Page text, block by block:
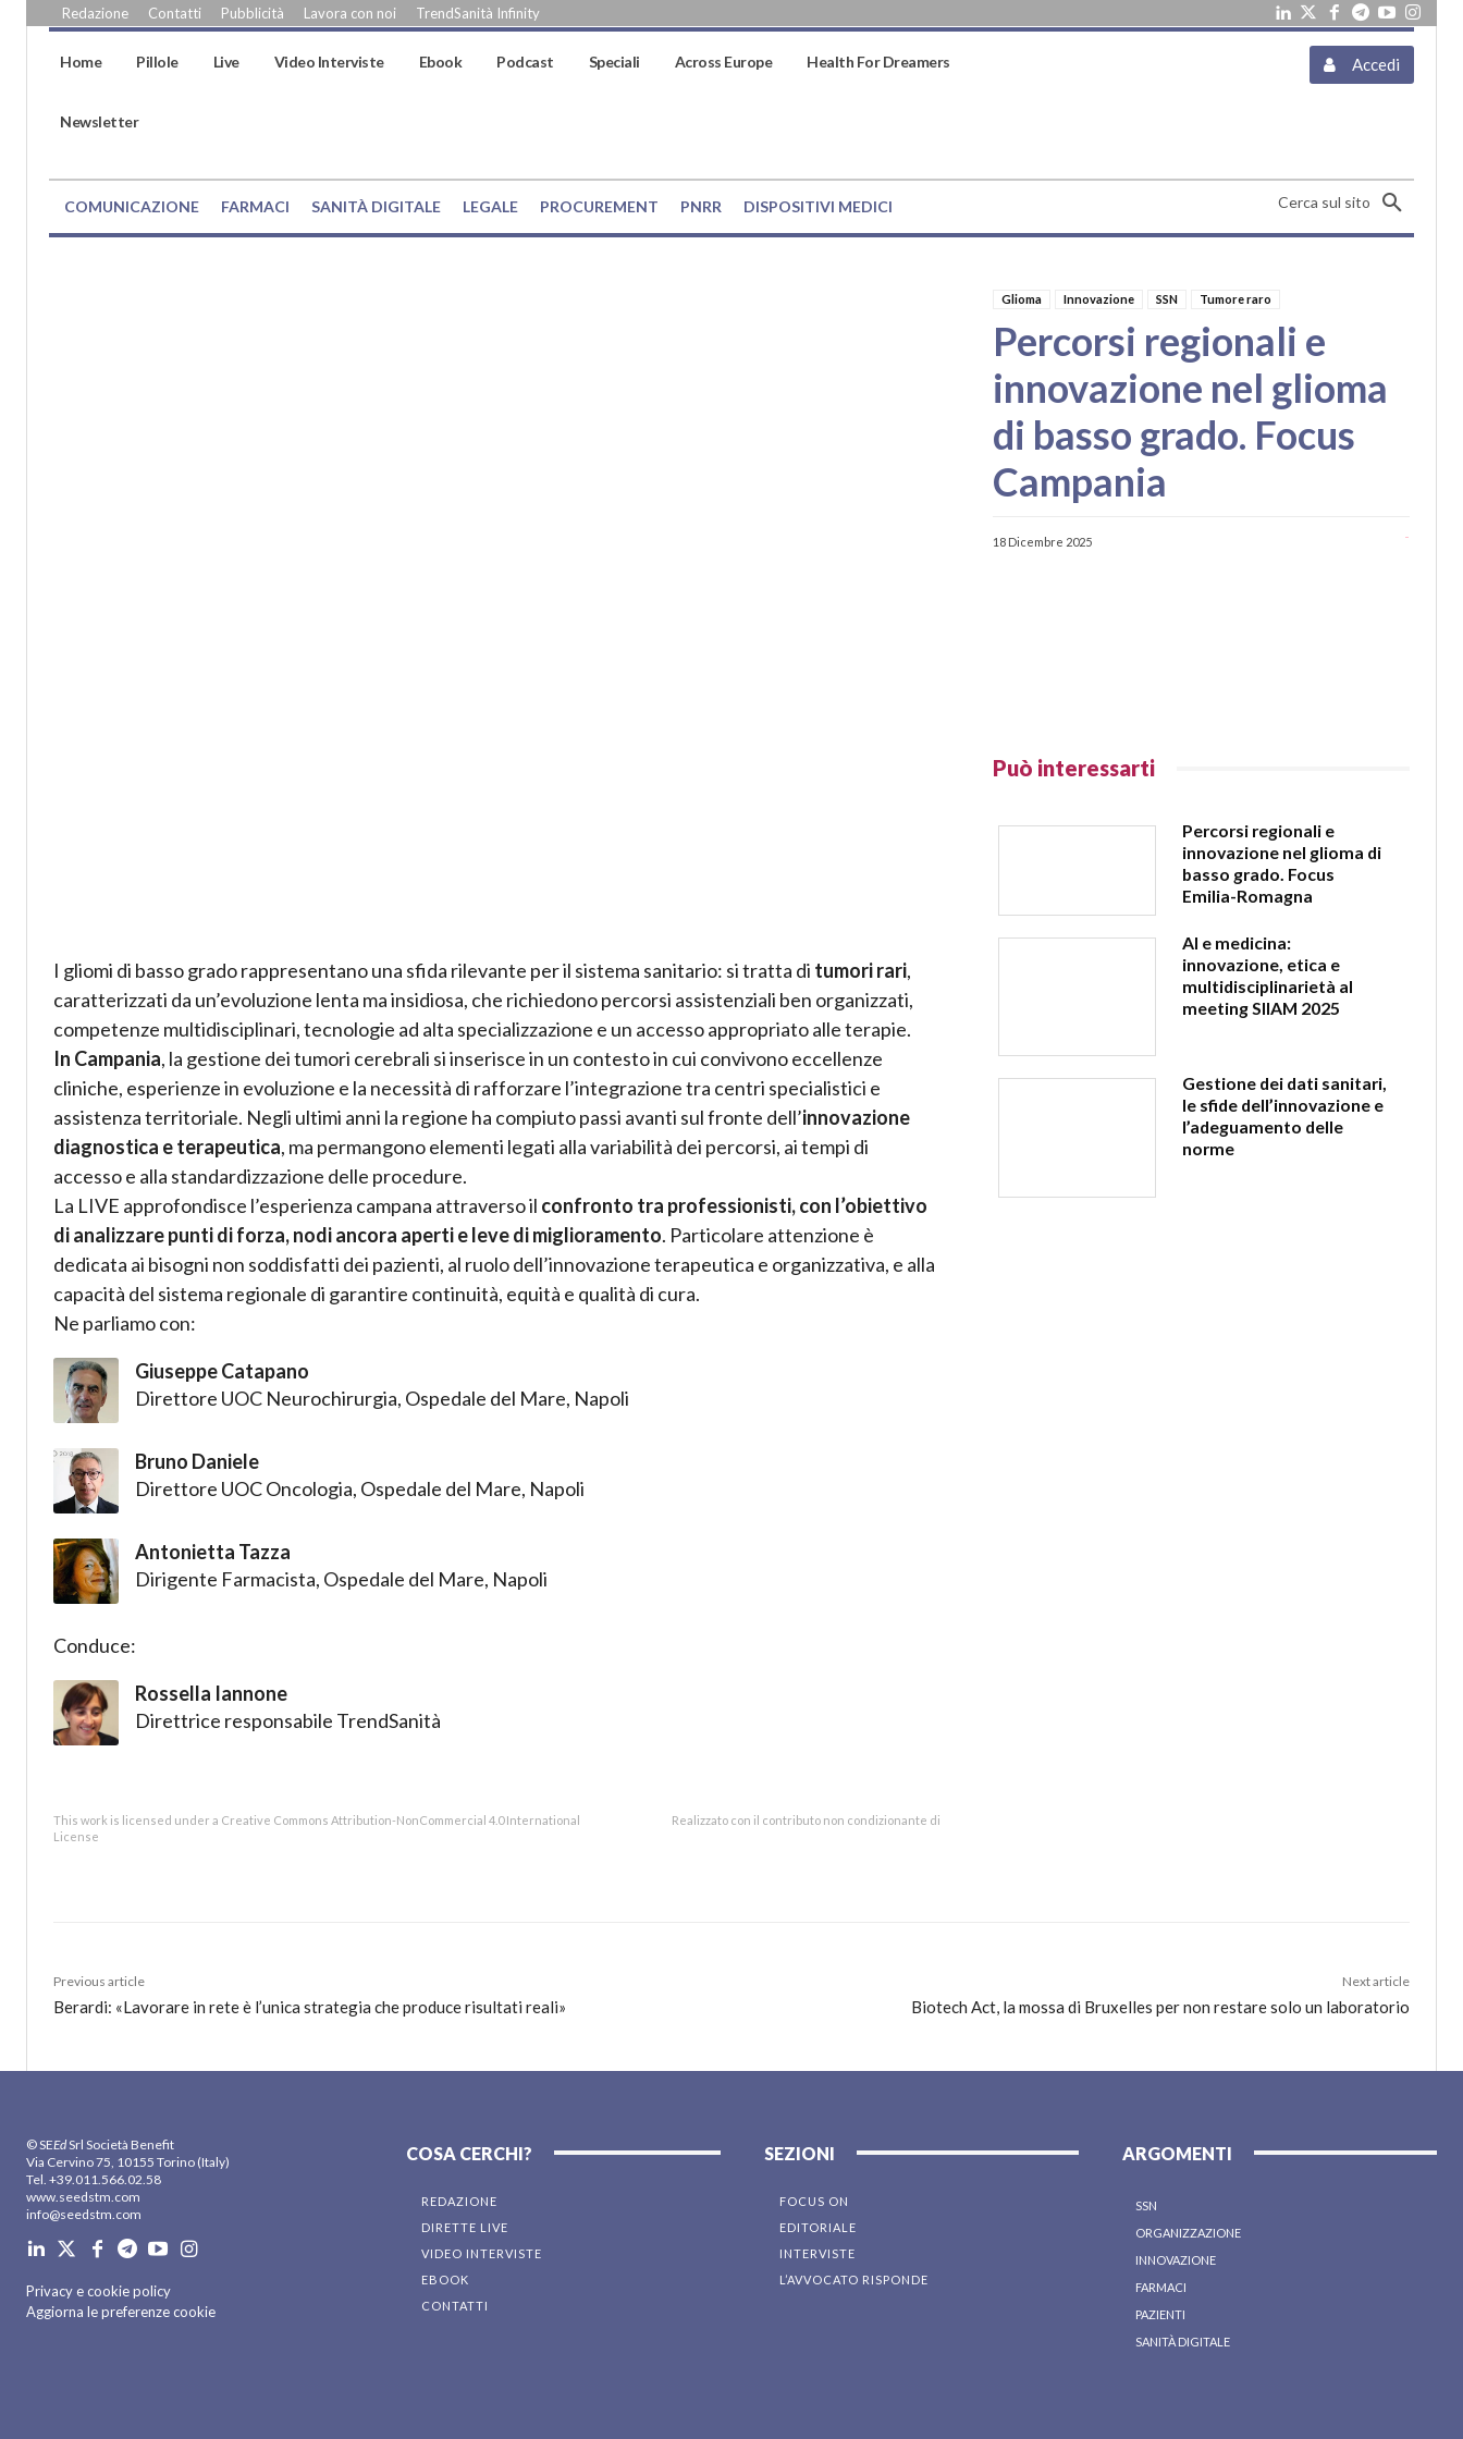
Redazione Contatti Pubblicità Lavora con noi TrendSanità Infinity
Home Pillole Live Video Interviste Ebook Podcast Speciali Across Europe Health For Dreamers
Newsletter
Accedi
COMUNICAZIONE FARMACI SANITÀ DIGITALE LEGALE PROCUREMENT PNRR DISPOSITIVI MEDICI Cerca sul sito
I gliomi di basso grado rappresentano una sfida rilevante per il sistema sanitario: si tratta di tumori rari,
caratterizzati da un’evoluzione lenta ma insidiosa, che richiedono percorsi assistenziali ben organizzati,
competenze multidisciplinari, tecnologie ad alta specializzazione e un accesso appropriato alle terapie.
In Campania, la gestione dei tumori cerebrali si inserisce in un contesto in cui convivono eccellenze
cliniche, esperienze in evoluzione e la necessità di rafforzare l’integrazione tra centri specialistici e
assistenza territoriale. Negli ultimi anni la regione ha compiuto passi avanti sul fronte dell’innovazione
diagnostica e terapeutica, ma permangono elementi legati alla variabilità dei percorsi, ai tempi di
accesso e alla standardizzazione delle procedure.
La LIVE approfondisce l’esperienza campana attraverso il confronto tra professionisti, con l’obiettivo
di analizzare punti di forza, nodi ancora aperti e leve di miglioramento. Particolare attenzione è
dedicata ai bisogni non soddisfatti dei pazienti, al ruolo dell’innovazione terapeutica e organizzativa, e alla
capacità del sistema regionale di garantire continuità, equità e qualità di cura.
Ne parliamo con:
Giuseppe Catapano
Direttore UOC Neurochirurgia, Ospedale del Mare, Napoli
Bruno Daniele
Direttore UOC Oncologia, Ospedale del Mare, Napoli
Antonietta Tazza
Dirigente Farmacista, Ospedale del Mare, Napoli
Conduce:
Rossella Iannone
Direttrice responsabile TrendSanità
This work is licensed under a Creative Commons Attribution-NonCommercial 4.0 International
License
Realizzato con il contributo non condizionante di
Glioma Innovazione SSN Tumore raro
Percorsi regionali e
innovazione nel glioma
di basso grado. Focus
Campania
18 Dicembre 2025 -
Può interessarti
Percorsi regionali e
innovazione nel glioma di
basso grado. Focus
Emilia-Romagna
AI e medicina:
innovazione, etica e
multidisciplinarietà al
meeting SIIAM 2025
Gestione dei dati sanitari,
le sfide dell’innovazione e
l’adeguamento delle
norme
Previous article
Berardi: «Lavorare in rete è l’unica strategia che produce risultati reali»
Next article
Biotech Act, la mossa di Bruxelles per non restare solo un laboratorio
© SEEdSrl Società Benefit
Via Cervino 75, 10155 Torino (Italy)
Tel. +39.011.566.02.58
www.seedstm.com
info@seedstm.com
Privacy e cookie policy
Aggiorna le preferenze cookie
COSA CERCHI?
REDAZIONE
DIRETTE LIVE
VIDEO INTERVISTE
EBOOK
CONTATTI
SEZIONI
FOCUS ON
EDITORIALE
INTERVISTE
L’AVVOCATO RISPONDE
ARGOMENTI
SSN
ORGANIZZAZIONE
INNOVAZIONE
FARMACI
PAZIENTI
SANITÀ DIGITALE